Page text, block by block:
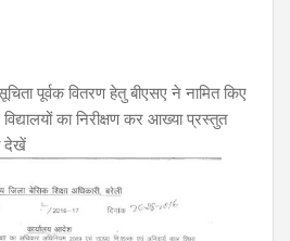
पूर्वक वितरण हेतु बीएसए ने नामित किए
का निरीक्षण कर आख्या प्रस्तुत
देखें